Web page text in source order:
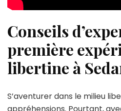
Conseils
première
libertine à
S’aventurer dans le milieu